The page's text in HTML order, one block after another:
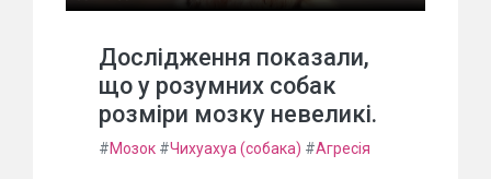
Дослідження показали,
що у розумних собак
розміри мозку невеликі.
#Мозок #Чихуахуа (собака) #Агресія